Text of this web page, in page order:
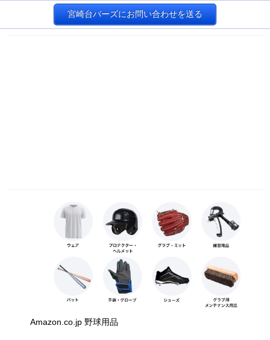
宮崎台バーズにお問い合わせを送る
Amazon.co.jp 野球用品